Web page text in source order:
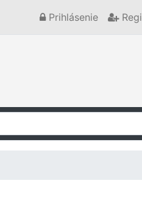
Prihlásenie